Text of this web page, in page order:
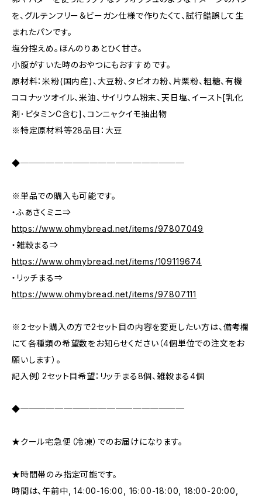
を、グルテンフリー＆ビーガン仕様で作りたくて、試行錯誤して生
まれたパンです。
塩分控えめ。ほんのりあとひく甘さ。
小腹がすいた時のおやつにもおすすめです。
原材料：米粉(国内産)、大豆粉、タピオカ粉、片栗粉、粗糖、有機
ココナッツオイル、米油、サイリウム粉末、天日塩、イースト[乳化
剤･ビタミンC含む]、コンニャクイモ抽出物
※特定原材料等28品目：大豆
◆───────────────────
※単品での購入も可能です。
・ふあさくミニ⇒
https://www.ohmybread.net/items/97807049
・雑穀まる⇒
https://www.ohmybread.net/items/109119674
・リッチまる⇒
https://www.ohmybread.net/items/97807111
※２セット購入の方で2セット目の内容を変更したい方は、備考欄
にて各種類の希望数をお知らせください（4個単位での注文をお
願いします）。
記入例）2セット目希望：リッチまる8個、雑穀まる4個
◆───────────────────
★クール宅急便（冷凍）でのお届けになります。
★時間帯のみ指定可能です。
時間は、午前中, 14:00-16:00, 16:00-18:00, 18:00-20:00,